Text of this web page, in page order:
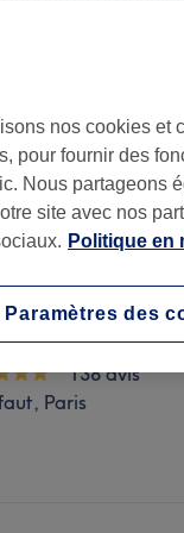
un salon
dédiées à
Institut Guinot
138 avis
Paris
nos cookies et
pour fournir des
Nous partageons
site avec nos
Politique en
Paramètres des